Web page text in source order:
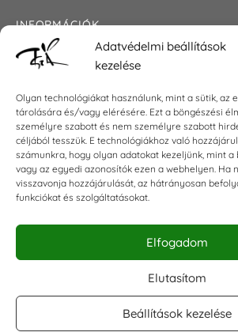
Adatvédelmi beállítások
kezelése
Olyan technológiákat használunk, mint a sütik, az
tárolására és/vagy elérésére. Ezt a böngészési
személyre szabott és nem személyre szabott
céljából tesszük. E technológiákhoz való
számunkra, hogy olyan adatokat kezeljünk, mint a
vagy az egyedi azonosítók ezen a webhelyen. Ha
visszavonja hozzájárulását, az hátrányosan
funkciókat és szolgáltatásokat.
Elfogadom
Elutasítom
Beállítások kezelése
INFORMÁCIÓK
Általános szerződési feltételek
Impresszum
KAPCSOLAT
E-mail:shop@torokszilvi.com
Telefon: +36 30 6767872
KÖZÖSSÉGI
Facebook